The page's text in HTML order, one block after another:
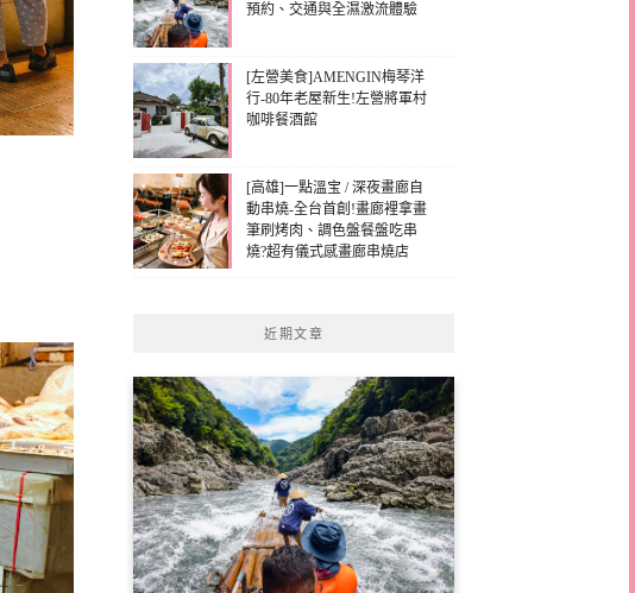
預約、交通與全濕激流體驗
[左營美食]AMENGIN梅琴洋
行-80年老屋新生!左營將軍村
咖啡餐酒館
[高雄]一點溫宝 / 深夜畫廊自
動串燒-全台首創!畫廊裡拿畫
筆刷烤肉、調色盤餐盤吃串
燒?超有儀式感畫廊串燒店
近期文章